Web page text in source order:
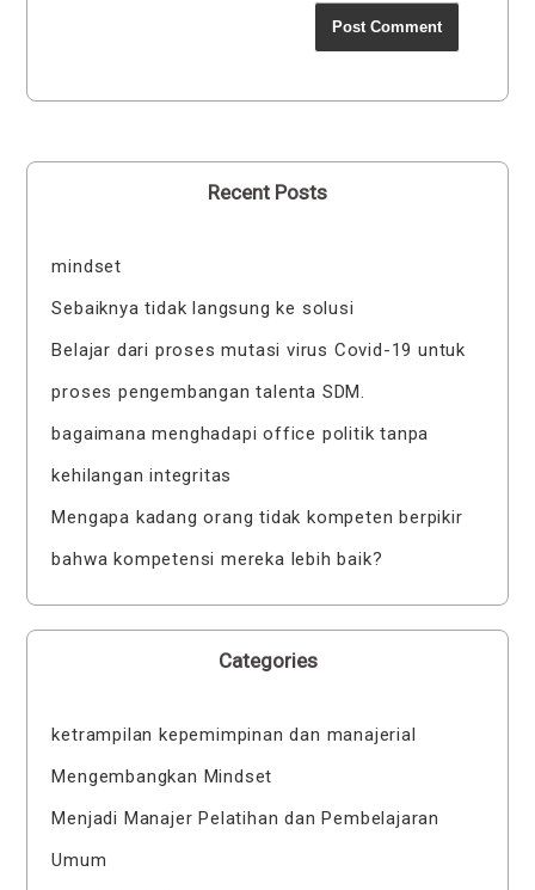
Recent Posts
mindset
Sebaiknya tidak langsung ke solusi
Belajar dari proses mutasi virus Covid-19 untuk
proses pengembangan talenta SDM.
bagaimana menghadapi office politik tanpa
kehilangan integritas
Mengapa kadang orang tidak kompeten berpikir
bahwa kompetensi mereka lebih baik?
Categories
ketrampilan kepemimpinan dan manajerial
Mengembangkan Mindset
Menjadi Manajer Pelatihan dan Pembelajaran
Umum